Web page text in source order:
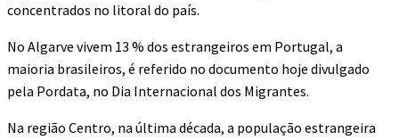
concentrados no litoral do país.
No Algarve vivem 13 % dos estrangeiros em Portugal, a
maioria brasileiros, é referido no documento hoje divulgado
pela Pordata, no Dia Internacional dos Migrantes.
Na região Centro, na última década, a população estrangeira